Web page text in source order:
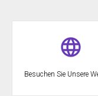
Schwimmbad
und vieles mehr anbietet.
Nekropolen Roselle,
Besuchen Sie Unsere